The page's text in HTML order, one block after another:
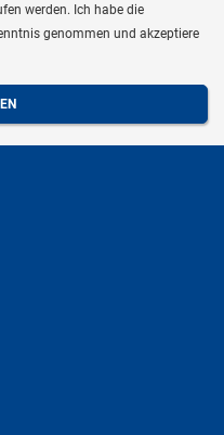
werden. Ich habe die
genommen und akzeptiere